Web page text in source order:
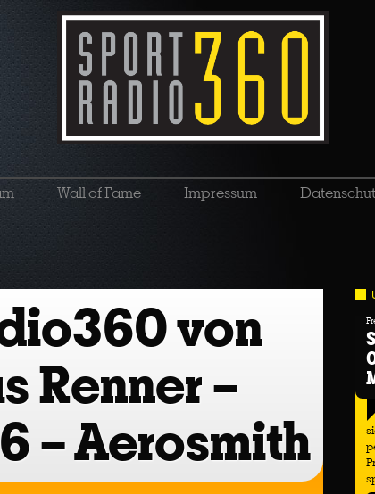
Wall of Fame Impressum
von
Renner –
– Aerosmith